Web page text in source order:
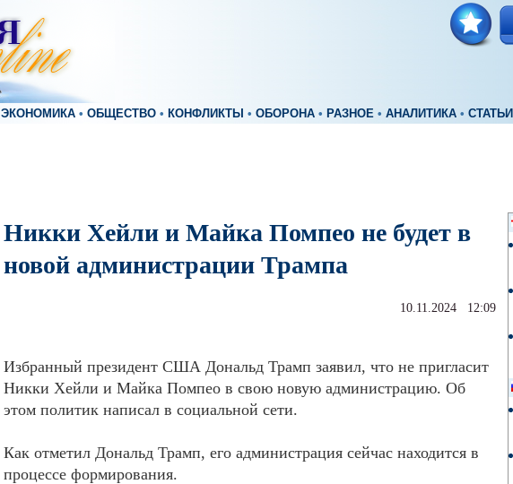
ЭКОНОМИКА • ОБЩЕСТВО • КОНФЛИКТЫ • ОБОРОНА • РАЗНОЕ • АНАЛИТИКА • СТАТЬИ
Никки Хейли и Майка Помпео не будет в
новой администрации Трампа
10.11.2024 12:09
Избранный президент США Дональд Трамп заявил, что не пригласит
Никки Хейли и Майка Помпео в свою новую администрацию. Об
этом политик написал в социальной сети.
Как отметил Дональд Трамп, его администрация сейчас находится в
процессе формирования.